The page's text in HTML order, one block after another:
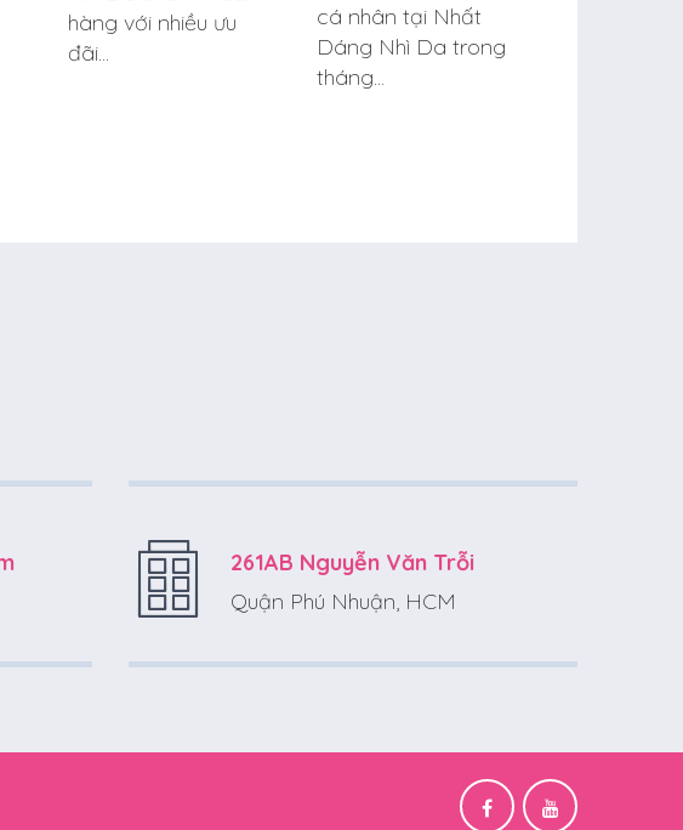
hàng với nhiều ưu
đãi...
cá nhân tại Nhất
Dáng Nhì Da trong
tháng...
261AB Nguyễn Văn Trỗi
Quận Phú Nhuận, HCM